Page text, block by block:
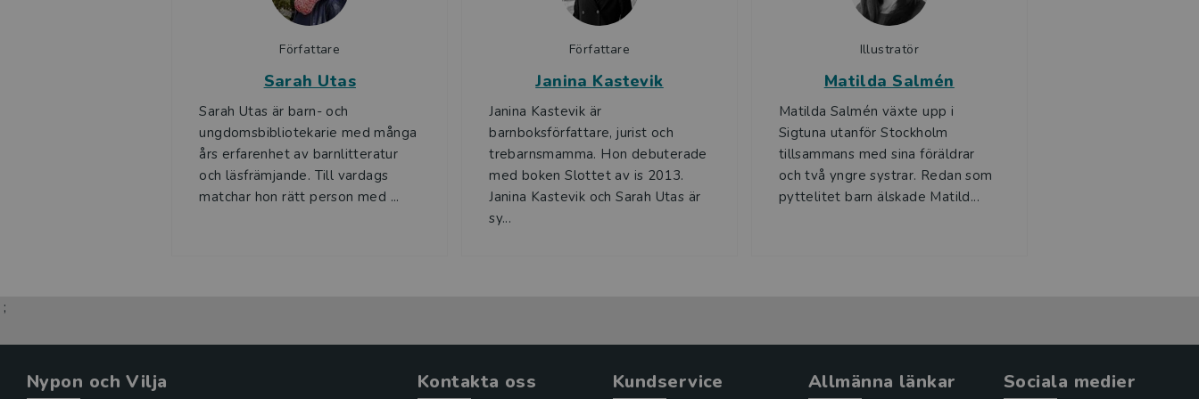
Författare
Sarah Utas
Sarah Utas är barn- och
ungdomsbibliotekarie med många
års erfarenhet av barnlitteratur
och läsfrämjande. Till vardags
matchar hon rätt person med ...
Författare
Janina Kastevik
Janina Kastevik är
barnboksförfattare, jurist och
trebarnsmamma. Hon debuterade
med boken Slottet av is 2013.
Janina Kastevik och Sarah Utas är
sy...
Illustratör
Matilda Salmén
Matilda Salmén växte upp i
Sigtuna utanför Stockholm
tillsammans med sina föräldrar
och två yngre systrar. Redan som
pyttelitet barn älskade Matild...
;
Nypon och Vilja Kontakta oss Kundservice Allmänna länkar Sociala medier